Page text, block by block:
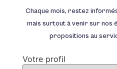
Chaque mois, restez
mais surtout à venir sur nos
propositions au
Votre profil